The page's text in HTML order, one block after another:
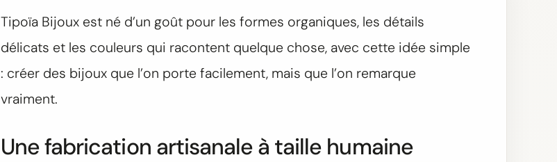
Tipoïa Bijoux est né d’un goût pour les formes organiques, les détails
délicats et les couleurs qui racontent quelque chose, avec cette idée simple
: créer des bijoux que l’on porte facilement, mais que l’on remarque
vraiment.
Une fabrication artisanale à taille humaine